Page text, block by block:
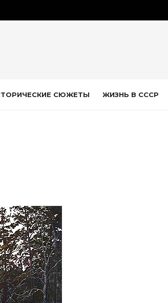
СЮЖЕТЫ ЖИЗНЬ В СССР